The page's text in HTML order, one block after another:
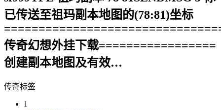
已传送至祖玛副本地图的(78:81)坐标
传奇幻想外挂下载=================
创建副本地图及有效…
传奇标签
1